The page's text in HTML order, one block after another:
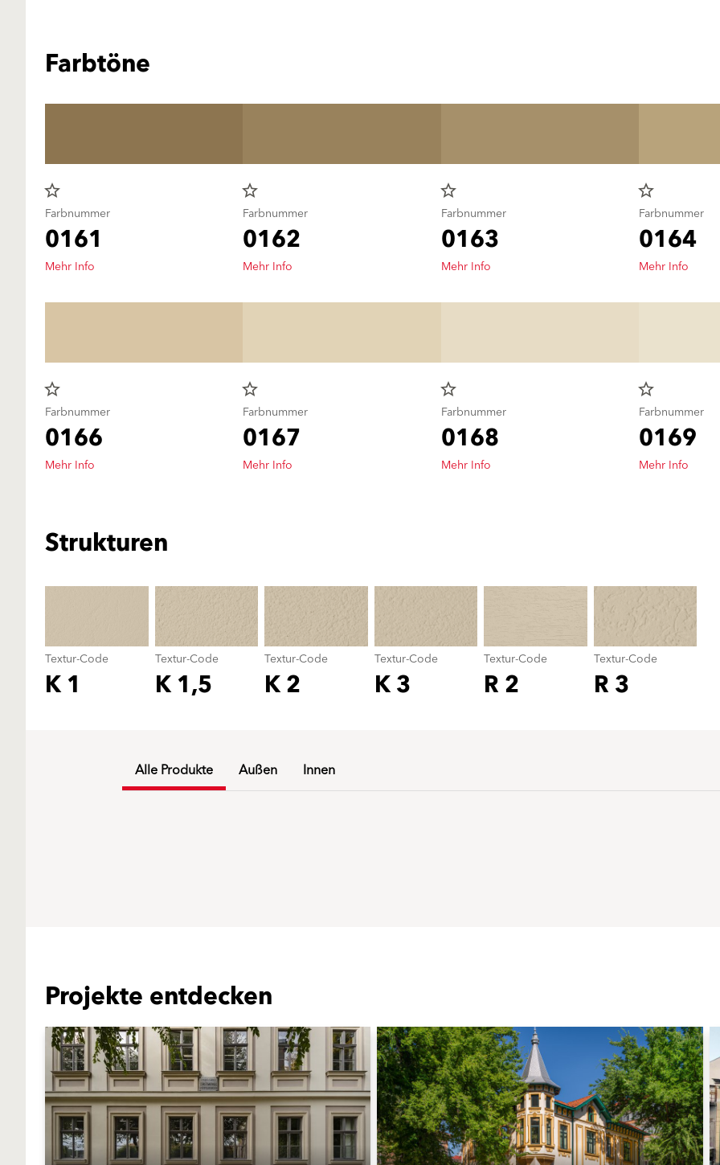
Farbtöne
star_border
Farbnummer
0161
Mehr Info
star_border
Farbnummer
0162
Mehr Info
star_border
Farbnummer
0163
Mehr Info
star_border
Farbnummer
0164
Mehr Info
star_border
Farbnummer
0166
Mehr Info
star_border
Farbnummer
0167
Mehr Info
star_border
Farbnummer
0168
Mehr Info
star_border
Farbnummer
0169
Mehr Info
Strukturen
Textur-Code
K 1
Textur-Code
K 1,5
Textur-Code
K 2
Textur-Code
K 3
Textur-Code
R 2
Textur-Code
R 3
Alle Produkte Außen Innen
Projekte entdecken